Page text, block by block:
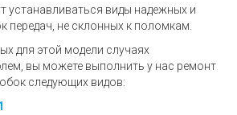
устанавливаться виды надежных и
передач, не склонных к поломкам.
для этой модели случаях
вы можете выполнить у нас ремонт
следующих видов: